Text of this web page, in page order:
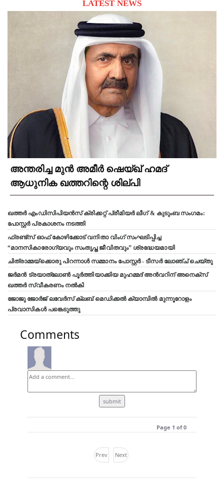
LATEST NEWS
അന്തരിച്ച മുൻ അമീർ ഷെയ്ഖ് ഹമദ്
ആധുനിക ഖത്തറിന്റെ ശില്പി
ഖത്തർ എംഡിസിപിയൻസ് ക്രിക്കറ്റ് പ്രീമിയർ ലീഗ് & കുടുംബ സംഗമം:
പോസ്റ്റർ പ്രകാശനം നടത്തി
ഫ്രണ്ട്സ് ഓഫ് കോഴിക്കോട് വനിതാ വിംഗ് സംഘടിപ്പിച്ച
“മാനസികാരോഗ്യവും സംതൃപ്ത ജീവിതവും” ശ്രദ്ധേയമായി
ചിത്രാമ്മയ്ക്കൊരു പിറന്നാൾ സമ്മാനം പോസ്റ്റർ - ടീസർ ലോഞ്ച് ചെയ്തു
ജർമൻ ട്രയാത്‌ലോൺ പൂർത്തിയാക്കിയ മുഹമ്മദ് അൻവറിന് അനെക്സ്
ഖത്തർ സ്വീകരണം നൽകി
ജോജു ജോർജ് ലവേർസ് ക്ലബ്‌ മെഡിക്കൽ ക്യാമ്പിൽ മുന്നൂറോളം
പ്രവാസികൾ പങ്കെടുത്തു
Comments
Page 1 of 0
Prev Next